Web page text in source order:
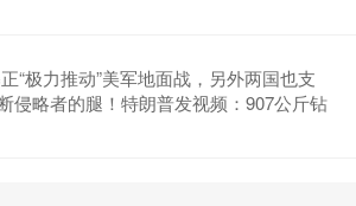
“极力推动”美军地面战，另外两国也支
侵略者的腿！特朗普发视频：907公斤钻